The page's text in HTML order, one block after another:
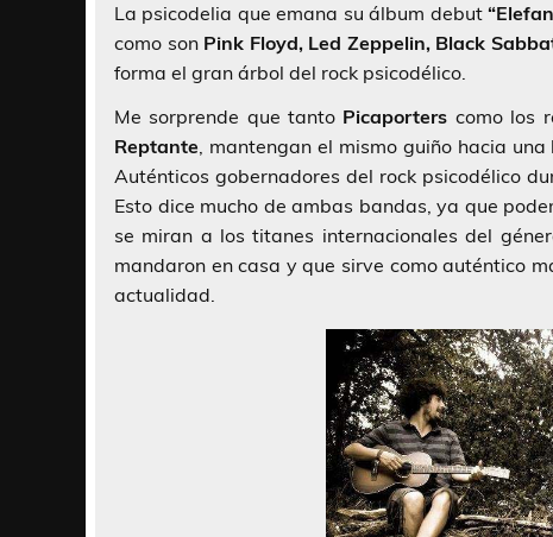
La psicodelia que emana su álbum debut
como son Pink Floyd, Led Zeppelin, Black
forma el gran árbol del rock psicodélico.
Me sorprende que tanto Picaporters como los
Reptante, mantengan el mismo guiño hacia
Auténticos gobernadores del rock psicodélico
Esto dice mucho de ambas bandas, ya que
se miran a los titanes internacionales del
mandaron en casa y que sirve como auténtico
actualidad.